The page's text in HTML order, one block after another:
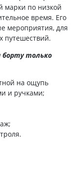
марки по низкой
время. Его
мероприятия, для
путешествий.
борту только
на ощупь
и ручками;